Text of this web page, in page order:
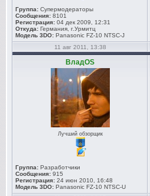
Группа: Супермодераторы
Сообщения: 8101
Регистрация: 04 дек 2009, 12:31
Откуда: Германия, г.Урмитц
Модель 3DO: Panasonic FZ-10 NTSC-J
11 авг 2011, 13:38
ВладOS
Лучший обзорщик
Группа: Разработчики
Сообщения: 915
Регистрация: 24 июн 2010, 16:48
Модель 3DO: Panasonic FZ-10 NTSC-U